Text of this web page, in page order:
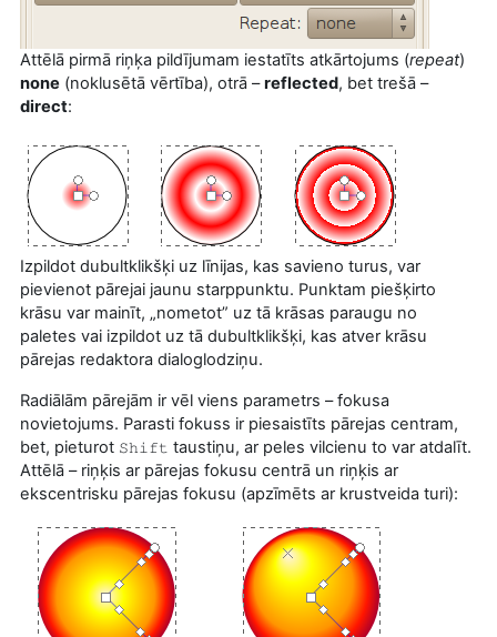
Attēlā pirmā riņķa pildījumam iestatīts atkārtojums (repeat)
none (noklusētā vērtība), otrā –reflected, bet trešā –
direct:
Izpildot dubultklikšķi uz līnijas, kas savieno turus, var
pievienot pārejai jaunu starppunktu. Punktam piešķirto
krāsu var mainīt, „nometot” uz tā krāsas paraugu no
paletes vai izpildot uz tā dubultklikšķi, kas atver krāsu
pārejas redaktora dialoglodziņu.
Radiālām pārejām ir vēl viens parametrs – fokusa
novietojums. Parasti fokuss ir piesaistīts pārejas centram,
bet, pieturot Shift taustiņu, ar peles vilcienu to var atdalīt.
Attēlā – riņķis ar pārejas fokusu centrā un riņķis ar
ekscentrisku pārejas fokusu (apzīmēts ar krustveida turi):